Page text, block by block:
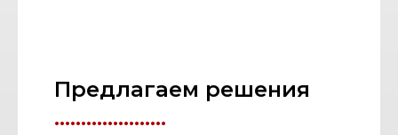
Предлагаем решения
.....................